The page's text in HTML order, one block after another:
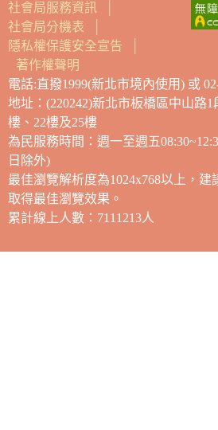
社會局服務資訊
社會局分機表
隱私權保護安全宣告
著作權聲明
電話:直撥1999(新北市境內使用) 或
地址：(220242)新北市板橋區中山路1
樓、22樓及25樓
為民服務時間：週一至週五
日除外)
最佳瀏覽解析度為1024x768以上，建
取得最佳瀏覽效果。
累計線上人數：7111213人